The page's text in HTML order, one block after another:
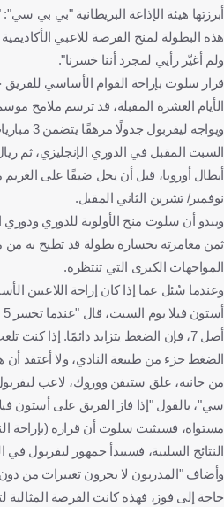
أبرزتها هيئة الإذاعة البريطانية "بي بي
هذه البطولة لمنح الفرصة للاعبي
ولم أغيّر رأيي لمجرد أننا خسرنا".
قرار سلوت بإراحة القوام الأساسي للفريق
الأيام العشرة المقبلة، قد ترسم ملامح
ويواجه
السبت المقبل في الدوري الإنجليزي، ثم
نوفمبر/ تشرين الثاني المقبل.
ويبدو أن سلوت منح الأولوية للدوري ودوري
ثمن مغامرته بخسارة بطولة قد تطيح به
المواجهات الكبرى التي تنتظره.
وعندما سُئل عما إذا كان إراحة اللاعبين
أصل 7، فإن الضغط يتزايد دائمًا. إذا كنت
الضغط جزء من طبيعة النادي، ولا أعتقد أن
من جانبه، علق ستيفن ووروك، لاعب
سي"، بالقول "إذا فاز الفريق على أستون
مستواه، فسيثبت سلوت أن قراره (بإراحة
النتائج السلبية، فسيبدأ جمهور ليفربول
وأضاف "المدربون لا يجرون تغييرات من
حاجة إلى فوز، فهذه كانت الفرصة المثالية